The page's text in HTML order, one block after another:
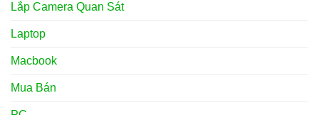
Lắp Camera Quan Sát
Laptop
Macbook
Mua Bán